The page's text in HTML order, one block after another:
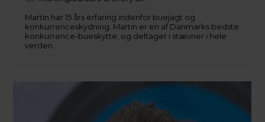
Martin har 15 års erfaring indenfor buejagt og
konkurrenceskydning. Martin er en af Danmarks bedste
konkurrence-bueskytte, og deltager i stævner i hele
verden.